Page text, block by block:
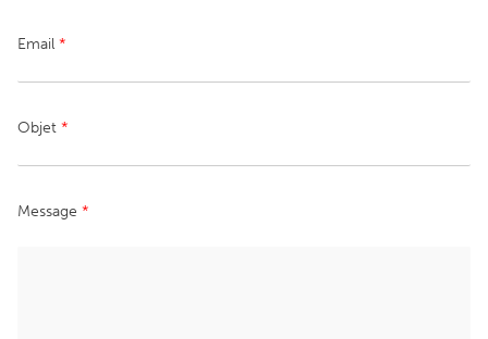
Email *
Objet *
Message *